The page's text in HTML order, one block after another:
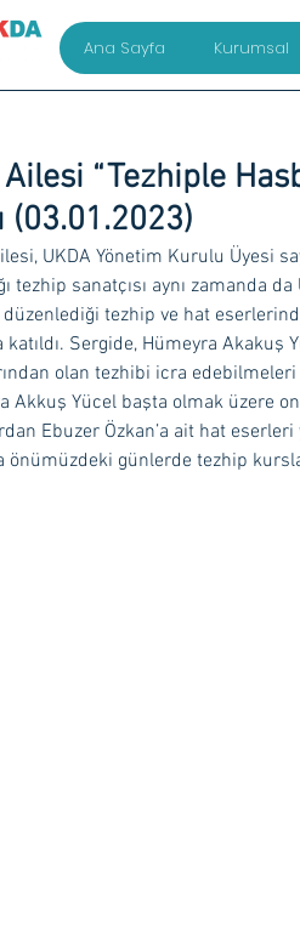
Ana Sayfa Kurumsal
“Tezhiple
(03.01.2023)
UKDA Yönetim Kurulu Üyesi
tezhip sanatçısı aynı zamanda
düzenlediği tezhip ve hat
katıldı. Sergide, Hümeyra
olan tezhibi icra
Akkuş Yücel başta olmak üzere
Ebuzer Özkan’a ait hat
önümüzdeki günlerde tezhip